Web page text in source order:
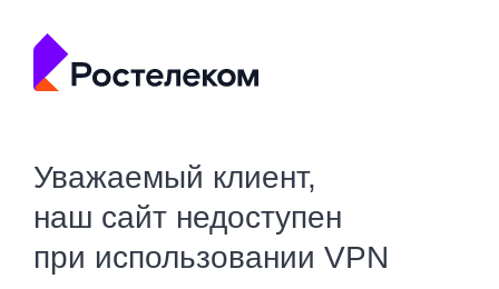
Уважаемый клиент,
наш сайт недоступен
при использовании VPN